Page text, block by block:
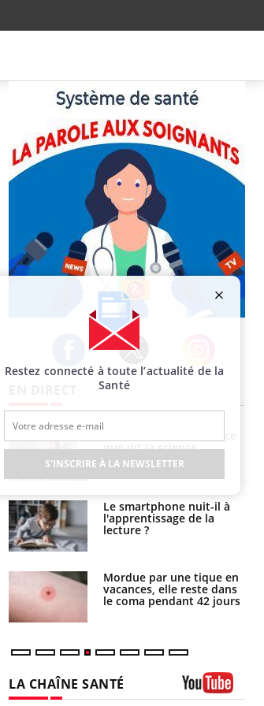
Facebook Twitter Instagram
barracuda, une petite fille
secourue grâce à un
réflexe essentiel
Légionellose en Suisse :
quelle est l’origine de la
contamination ?
Allergies alimentaires :
une nouvelle arme contre
les réactions sévères
LA CHAÎNE SANTÉ
Restez connecté à toute l’actualité de la
Santé
S'INSCRIRE À LA NEWSLETTER